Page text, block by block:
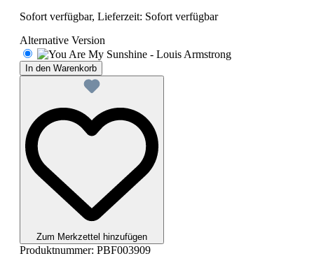
Sofort verfügbar, Lieferzeit: Sofort verfügbar
Alternative Version
In den Warenkorb
Zum Merkzettel hinzufügen
Produktnummer: PBF003909